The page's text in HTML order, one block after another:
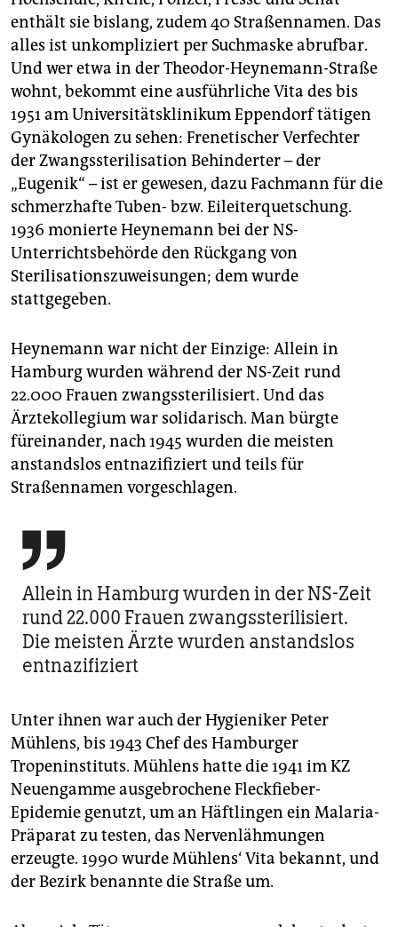
enthält sie bislang, zudem 40 Straßennamen. Das
alles ist unkompliziert per Suchmaske abrufbar.
Und wer etwa in der Theodor-Heynemann-Straße
wohnt, bekommt eine ausführliche Vita des bis
1951 am Universitätsklinikum Eppendorf tätigen
Gynäkologen zu sehen: Frenetischer Verfechter
der Zwangssterilisation Behinderter – der
„Eugenik“ – ist er gewesen, dazu Fachmann für die
schmerzhafte Tuben- bzw. Eileiterquetschung.
1936 monierte Heynemann bei der NS-
Unterrichtsbehörde den Rückgang von
Sterilisationszuweisungen; dem wurde
stattgegeben.
Heynemann war nicht der Einzige: Allein in
Hamburg wurden während der NS-Zeit rund
22.000 Frauen zwangssterilisiert. Und das
Ärztekollegium war solidarisch. Man bürgte
füreinander, nach 1945 wurden die meisten
anstandslos entnazifiziert und teils für
Straßennamen vorgeschlagen.

Allein in Hamburg wurden in der NS-Zeit
rund 22.000 Frauen zwangssterilisiert.
Die meisten Ärzte wurden anstandslos
entnazifiziert
Unter ihnen war auch der Hygieniker Peter
Mühlens, bis 1943 Chef des Hamburger
Tropeninstituts. Mühlens hatte die 1941 im KZ
Neuengamme ausgebrochene Fleckfieber-
Epidemie genutzt, um an Häftlingen ein Malaria-
Präparat zu testen, das Nervenlähmungen
erzeugte. 1990 wurde Mühlens‘ Vita bekannt, und
der Bezirk benannte die Straße um.